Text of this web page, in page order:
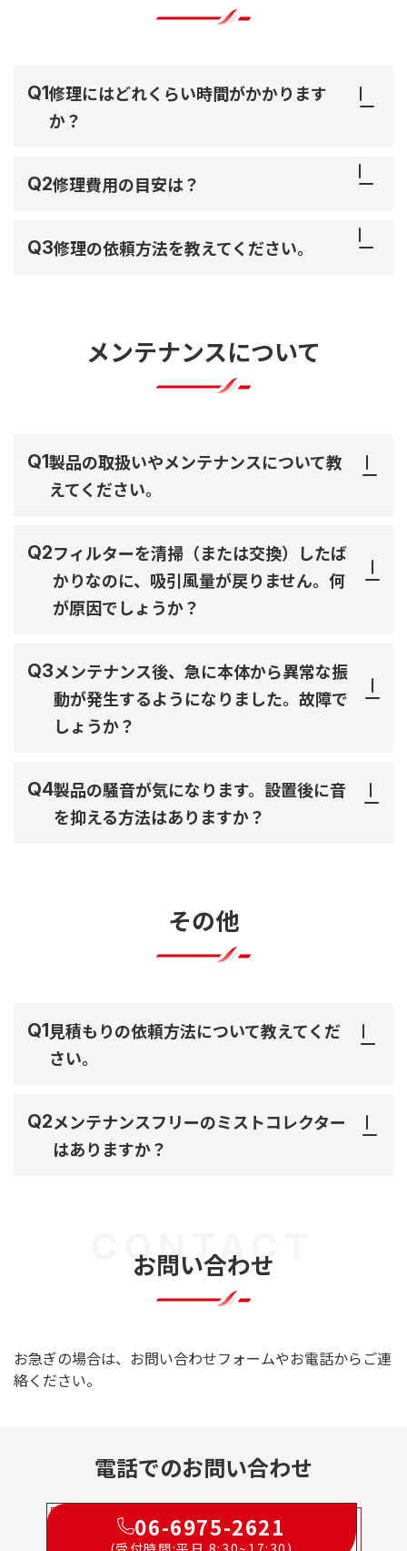
修理にはどれくらい時間がかかります
か？
修理費用の目安は？
修理の依頼方法を教えてください。
メンテナンスについて
製品の取扱いやメンテナンスについて教
えてください。
フィルターを清掃（または交換）したば
かりなのに、吸引風量が戻りません。何
が原因でしょうか？
メンテナンス後、急に本体から異常な振
動が発生するようになりました。故障で
しょうか？
製品の騒音が気になります。設置後に音
を抑える方法はありますか？
その他
見積もりの依頼方法について教えてくだ
さい。
メンテナンスフリーのミストコレクター
はありますか？
CONTACT
お問い合わせ
お急ぎの場合は、お問い合わせフォームやお電話からご連
絡ください。
電話でのお問い合わせ
06-6975-2621